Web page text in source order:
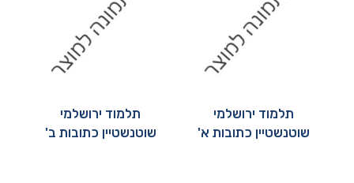
תלמוד ירושלמי
שוטנשטיין כתובות א'
תלמוד ירושלמי
שוטנשטיין כתובות ב'